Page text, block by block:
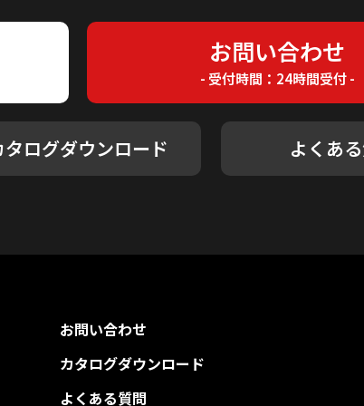
お問い合わせ
- 受付時間：24時間受付 -
タログダウンロード よくあ
お問い合わせ
カタログダウンロード
よくある質問